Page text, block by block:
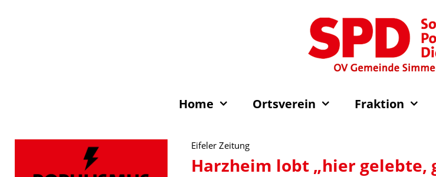
Home Ortsverein Fraktion
Eifeler Zeitung
Harzheim lobt „hier